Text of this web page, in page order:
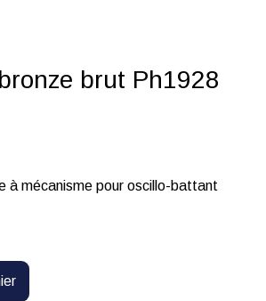
brut Ph1928
à mécanisme pour oscillo-battant